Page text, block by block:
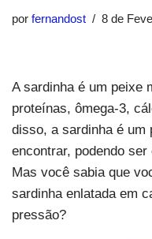
por fernandost 8 de
A sardinha é um peixe
proteínas, ômega-3,
disso, a sardinha é um
encontrar, podendo
Mas você sabia que
sardinha enlatada em
pressão?